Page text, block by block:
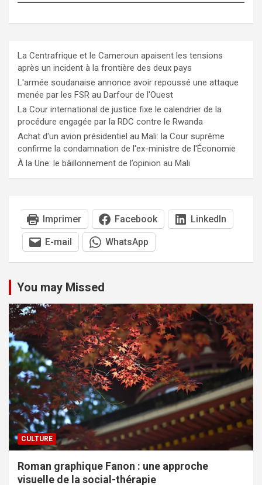
La Centrafrique et le Cameroun apaisent les tensions
après un incident à la frontière des deux pays
L'armée soudanaise annonce avoir repoussé une attaque
menée par les FSR au Darfour de l'Ouest
La Cour international de justice fixe le calendrier de la
procédure engagée par la RDC contre le Rwanda
Achat d'un avion présidentiel au Mali: la Cour suprême
confirme la condamnation de l'ex-ministre de l'Économie
À la Une: le bâillonnement de l’opinion au Mali
Imprimer Facebook LinkedIn
E-mail WhatsApp
You may Missed
CULTURE
Roman graphique Fanon : une approche
visuelle de la social-thérapie